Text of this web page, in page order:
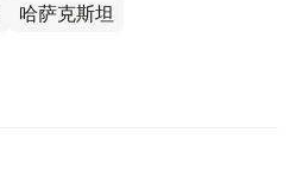
哈萨克斯坦